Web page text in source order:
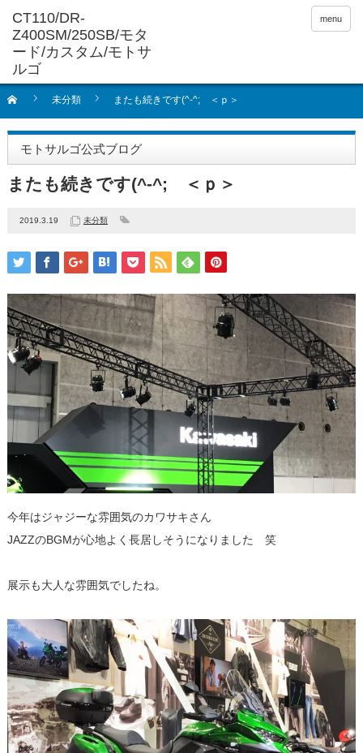
menu
未分類 またも続きです(^-^; ＜ｐ＞
モトサルゴ公式ブログ
またも続きです(^-^; ＜ｐ＞
2019.3.19 未分類
今年はジャジーな雰囲気のカワサキさん
JAZZのBGMが心地よく長居しそうになりました 笑
展示も大人な雰囲気でしたね。